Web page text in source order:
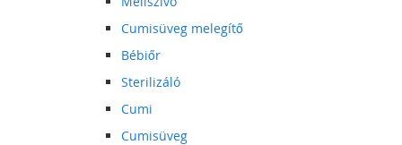
Cumisüveg melegítő
Bébiőr
Sterilizáló
Cumi
Cumisüveg